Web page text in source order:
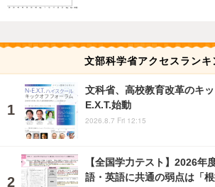
文部科学省アクセスランキ
文科省、高校教育改革のキ
E.X.T.始動
2026.8.7 Fri 12:15
【全国学力テスト】2026年
語・英語に共通の弱点は「根